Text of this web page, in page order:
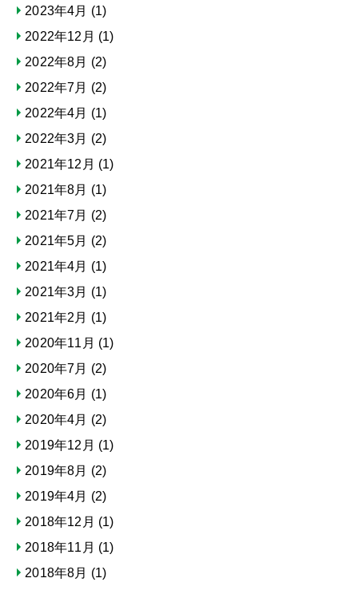
2023年4月 (1)
2022年12月 (1)
2022年8月 (2)
2022年7月 (2)
2022年4月 (1)
2022年3月 (2)
2021年12月 (1)
2021年8月 (1)
2021年7月 (2)
2021年5月 (2)
2021年4月 (1)
2021年3月 (1)
2021年2月 (1)
2020年11月 (1)
2020年7月 (2)
2020年6月 (1)
2020年4月 (2)
2019年12月 (1)
2019年8月 (2)
2019年4月 (2)
2018年12月 (1)
2018年11月 (1)
2018年8月 (1)